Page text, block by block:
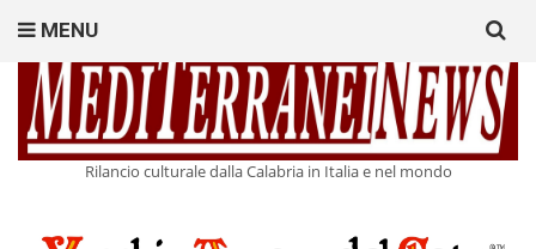
Rilancio culturale dalla Calabria in Italia e nel mondo
MENU
for: